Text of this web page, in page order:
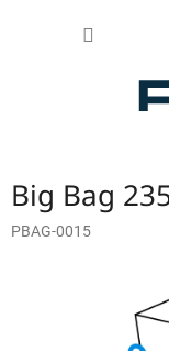
Big Bag
PBAG-0015